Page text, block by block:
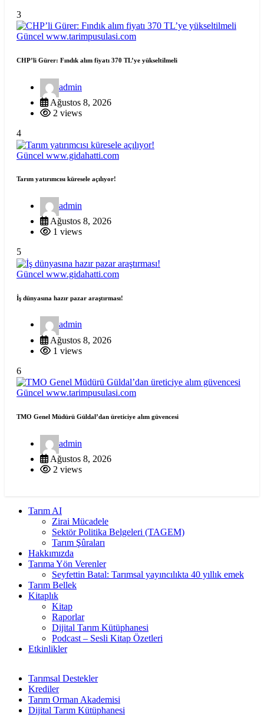
3
Güncel www.tarimpusulasi.com
CHP’li Gürer: Fındık alım fiyatı 370 TL’ye yükseltilmeli
admin
Ağustos 8, 2026
2 views
4
Güncel www.gidahatti.com
Tarım yatırımcısı küresele açılıyor!
admin
Ağustos 8, 2026
1 views
5
Güncel www.gidahatti.com
İş dünyasına hazır pazar araştırması!
admin
Ağustos 8, 2026
1 views
6
Güncel www.tarimpusulasi.com
TMO Genel Müdürü Güldal’dan üreticiye alım güvencesi
admin
Ağustos 8, 2026
2 views
Tarım AI
Zirai Mücadele
Sektör Politika Belgeleri (TAGEM)
Tarım Şûraları
Hakkımızda
Tarıma Yön Verenler
Seyfettin Batal: Tarımsal yayıncılıkta 40 yıllık emek
Tarım Bellek
Kitaplık
Kitap
Raporlar
Dijital Tarım Kütüphanesi
Podcast – Sesli Kitap Özetleri
Etkinlikler
Tarımsal Destekler
Krediler
Tarım Orman Akademisi
Dijital Tarım Kütüphanesi